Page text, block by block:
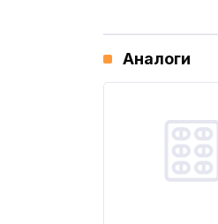
Аналоги